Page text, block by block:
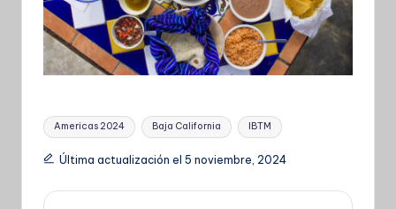
Etiquetas:
Americas 2024 Baja California IBTM
Última actualización el 5 noviembre, 2024